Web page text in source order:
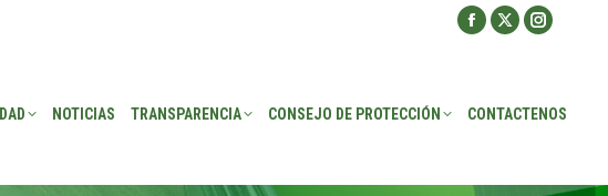
Facebook
in
X
in
in
NOTICIAS TRANSPARENCIA CONSEJO DE PROTECCIÓN CONTACTENOS